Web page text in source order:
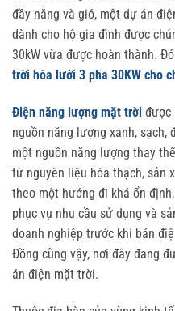
đầy nắng và gió, một dự án
dành cho hộ gia đình được
30kW vừa được hoàn thành.
trời hòa lưới 3 pha 30KW cho
Điện năng lượng mặt trời được
nguồn năng lượng xanh,
một nguồn năng lượng thay
từ nguyên liệu hóa thạch, sản
theo một hướng đi khá ổn
phục vụ nhu cầu sử dụng và
doanh nghiệp trước khi bán
Đồng cũng vậy, nơi đây đang
án điện mặt trời.